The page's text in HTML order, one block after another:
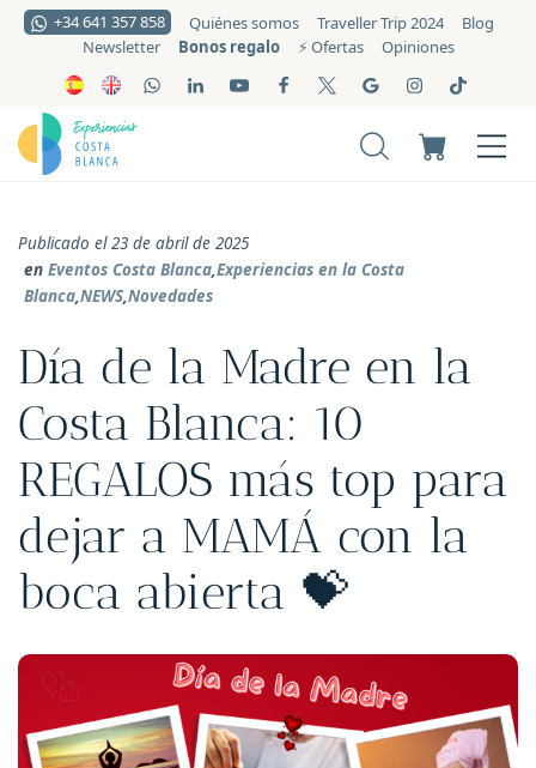
+34 641 357 858 Quiénes somos Traveller Trip 2024
Blog
Newsletter
Bonos regalo ⚡️ Ofertas Opiniones
Publicado el 23 de abril de 2025
en Eventos Costa Blanca,Experiencias en la Costa
Blanca,NEWS,Novedades
Día de la Madre en la
Costa Blanca: 10
REGALOS más top para
dejar a MAMÁ con la
boca abierta 💝